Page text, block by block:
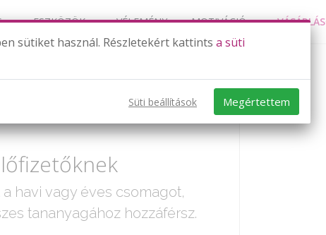
ESZKÖZÖK VÉLEMÉNY MOTIVÁCIÓ VÁSÁRLÁS
havi vagy éves csomagot,
tananyagához hozzáférsz.
sütiket használ. Részletekért kattints a süti
Süti beállítások Megértettem